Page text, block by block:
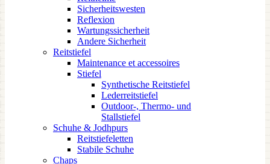
Sicherheitswesten
Reflexion
Wartungssicherheit
Andere Sicherheit
Reitstiefel
Maintenance et accessoires
Stiefel
Synthetische Reitstiefel
Lederreitstiefel
Outdoor-, Thermo- und
Stallstiefel
Schuhe & Jodhpurs
Reitstiefeletten
Stabile Schuhe
Chaps